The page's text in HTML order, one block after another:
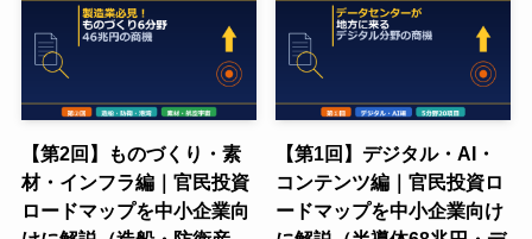
【第2回】ものづくり・素
材・インフラ編｜官民投資
ロードマップを中小企業向
【第1回】デジタル・AI・
コンテンツ編｜官民投資ロ
ードマップを中小企業向け